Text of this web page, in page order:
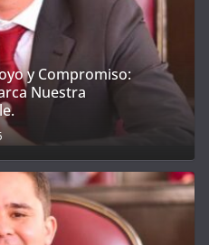
y Compromiso:
Nuestra